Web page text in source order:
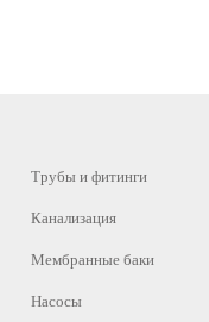
Трубы и фитинги
Канализация
Мембранные баки
Насосы